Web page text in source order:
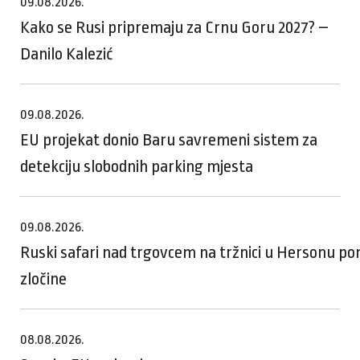
Kako se Rusi pripremaju za Crnu Goru 2027? –
Danilo Kalezić
09.08.2026.
EU projekat donio Baru savremeni sistem za
detekciju slobodnih parking mjesta
09.08.2026.
Ruski safari nad trgovcem na tržnici u Hersonu
zločine
08.08.2026.